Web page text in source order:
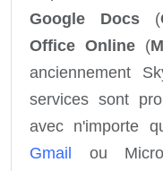
Google Docs(
Office Online (
anciennement
services sont
avec n'importe
Gmail
ou